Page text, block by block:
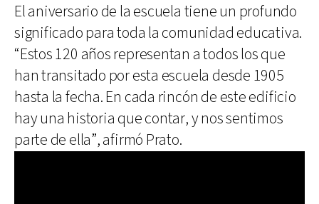
El aniversario de la escuela tiene un profundo
significado para toda la comunidad educativa.
“Estos 120 años representan a todos los que
han transitado por esta escuela desde 1905
hasta la fecha. En cada rincón de este edificio
hay una historia que contar, y nos sentimos
parte de ella”, afirmó Prato.